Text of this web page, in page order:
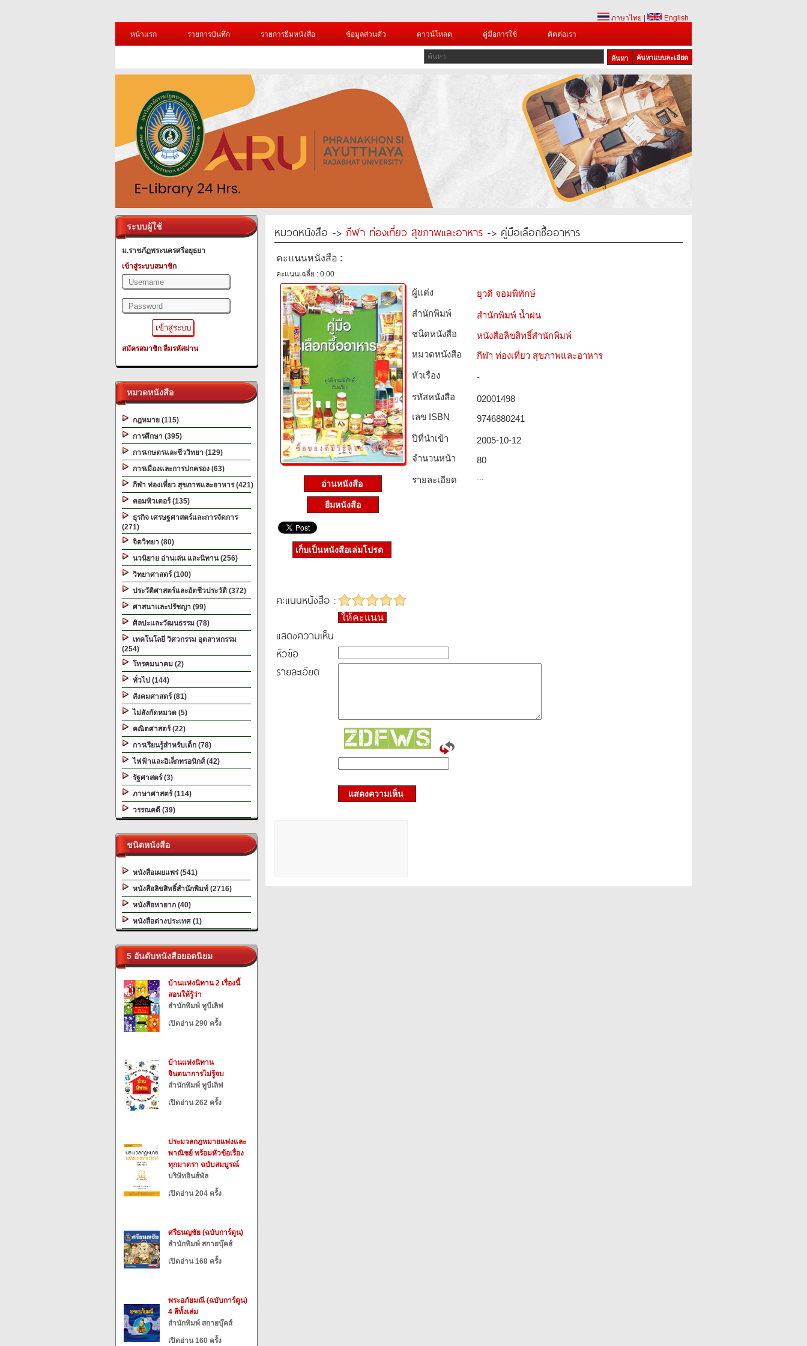
ภาษาไทย
English
หน้าแรก
รายการบันทึก รายการยืมหนังสือ ข้อมูลส่วนตัว ดาวน์โหลด คู่มือการใช้ ติดต่อเรา
ค้นหาแบบละเอียด
1 2 3
ระบบผู้ใช้
ม.ราชภัฏพระนครศรีอยุธยา
เข้าสู่ระบบสมาชิก
สมัครสมาชิก ลืมรหัสผ่าน
หมวดหนังสือ
กฎหมาย (115)
การศึกษา (395)
การเกษตรและชีววิทยา (129)
การเมืองและการปกครอง (63)
กีฬา ท่องเที่ยว สุขภาพและอาหาร (421)
คอมพิวเตอร์ (135)
ธุรกิจ เศรษฐศาสตร์และการจัดการ
(271)
จิตวิทยา (80)
นวนิยาย อ่านเล่น และนิทาน (256)
วิทยาศาสตร์ (100)
ประวัติศาสตร์และอัตชีวประวัติ (372)
ศาสนาและปรัชญา (99)
ศิลปะและวัฒนธรรม (78)
เทคโนโลยี วิศวกรรม อุตสาหกรรม
(254)
โทรคมนาคม (2)
ทั่วไป (144)
สังคมศาสตร์ (81)
ไม่สังกัดหมวด (5)
คณิตศาสตร์ (22)
การเรียนรู้สำหรับเด็ก (78)
ไฟฟ้าและอิเล็กทรอนิกส์ (42)
รัฐศาสตร์ (3)
ภาษาศาสตร์ (114)
วรรณคดี (39)
ชนิดหนังสือ
หนังสือเผยแพร่ (541)
หนังสือลิขสิทธิ์สำนักพิมพ์ (2716)
หนังสือหายาก (40)
หนังสือต่างประเทศ (1)
5 อันดับหนังสือยอดนิยม
บ้านแห่งนิทาน 2 เรื่องนี้
สอนให้รู้ว่า
สำนักพิมพ์ ทูบีเลิฟ
เปิดอ่าน 290 ครั้ง
บ้านแห่งนิทาน
จินตนาการไม่รู้จบ
สำนักพิมพ์ ทูบีเลิฟ
เปิดอ่าน 262 ครั้ง
ประมวลกฎหมายแพ่งและ
พาณิชย์ พร้อมหัวข้อเรื่อง
ทุกมาตรา ฉบับสมบูรณ์
บริษัทอินส์พัล
เปิดอ่าน 204 ครั้ง
ศรีธนญชัย (ฉบับการ์ตูน)
สำนักพิมพ์ สกายบุ๊คส์
เปิดอ่าน 168 ครั้ง
พระอภัยมณี (ฉบับการ์ตูน)
4 สีทั้งเล่ม
สำนักพิมพ์ สกายบุ๊คส์
เปิดอ่าน 160 ครั้ง
หมวดหนังสือ -> กีฬา ท่องเที่ยว สุขภาพและอาหาร -> คู่มือเลือกซื้ออาหาร
คะแนนหนังสือ :
คะแนนเฉลี่ย : 0.00
อ่านหนังสือ
ยืมหนังสือ
ผู้แต่ง
ยุวดี จอมพิทักษ์
สำนักพิมพ์
สำนักพิมพ์ น้ำฝน
ชนิดหนังสือ­
หนังสือลิขสิทธิ์สำนักพิมพ์
หมวดหนังสือ­
กีฬา ท่องเที่ยว สุขภาพและอาหาร
หัวเรื่อง
-
รหัสหนังสือ­
02001498
เลข ISBN
9746880241
ปีที่นำเข้า
2005-10-12
จำนวนหน้า
80
รายละเอียด
...
เก็บเป็นหนังสือเล่มโปรด
คะแนนหนังสือ :
ให้คะแนน
แสดงความเห็น
หัวข้อ
รายละเอียด
แสดงความเห็น